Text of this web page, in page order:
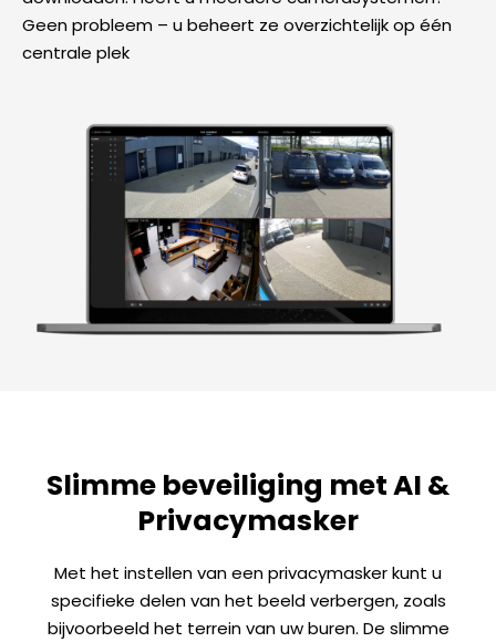
Geen probleem – u beheert ze overzichtelijk op één
centrale plek
Slimme beveiliging met AI &
Privacymasker
Met het instellen van een privacymasker kunt u
specifieke delen van het beeld verbergen, zoals
bijvoorbeeld het terrein van uw buren. De slimme